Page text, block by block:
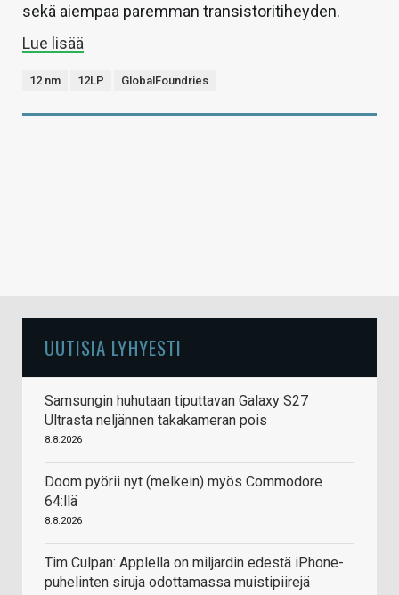
sekä aiempaa paremman transistoritiheyden.
Lue lisää
12 nm 12LP GlobalFoundries
UUTISIA LYHYESTI
Samsungin huhutaan tiputtavan Galaxy S27
Ultrasta neljännen takakameran pois
8.8.2026
Doom pyörii nyt (melkein) myös Commodore
64:llä
8.8.2026
Tim Culpan: Applella on miljardin edestä iPhone-
puhelinten siruja odottamassa muistipiirejä